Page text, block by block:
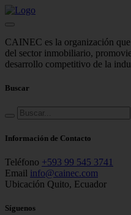
CAINEC es la organización
del sector inmobiliario,
desarrollo competitivo de la
Buscar
Información de Contacto
Teléfono +593 99 545 3741
Email info@cainec.com
Ubicación Quito, Ecuador
Síguenos